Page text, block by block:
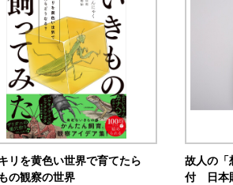
リを黄色い世界で育てたら
の観察の世界
故人の
付 日本